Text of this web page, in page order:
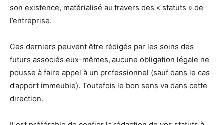
son existence, matérialisé au travers des « statuts » de
l’entreprise.
Ces derniers peuvent être rédigés par les soins des
futurs associés eux-mêmes, aucune obligation légale ne
pousse à faire appel à un professionnel (sauf dans le cas
d’apport immeuble). Toutefois le bon sens va dans cette
direction.